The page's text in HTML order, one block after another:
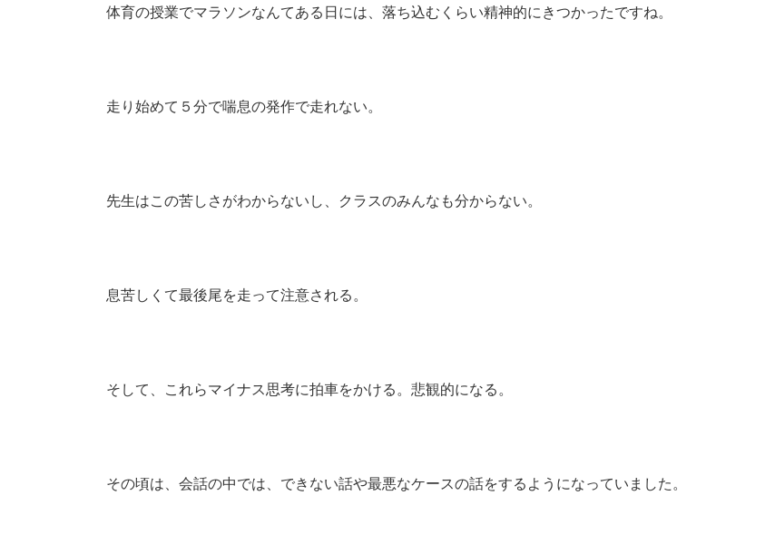
体育の授業でマラソンなんてある日には、落ち込むくらい精神的にきつかったですね。
走り始めて５分で喘息の発作で走れない。
先生はこの苦しさがわからないし、クラスのみんなも分からない。
息苦しくて最後尾を走って注意される。
そして、これらマイナス思考に拍車をかける。悲観的になる。
その頃は、会話の中では、できない話や最悪なケースの話をするようになっていました。